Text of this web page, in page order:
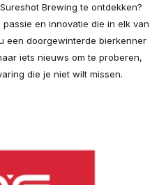
Brewing te ontdekken?
en innovatie die in elk van
een doorgewinterde bierkenner
iets nieuws om te proberen,
die je niet wilt missen.